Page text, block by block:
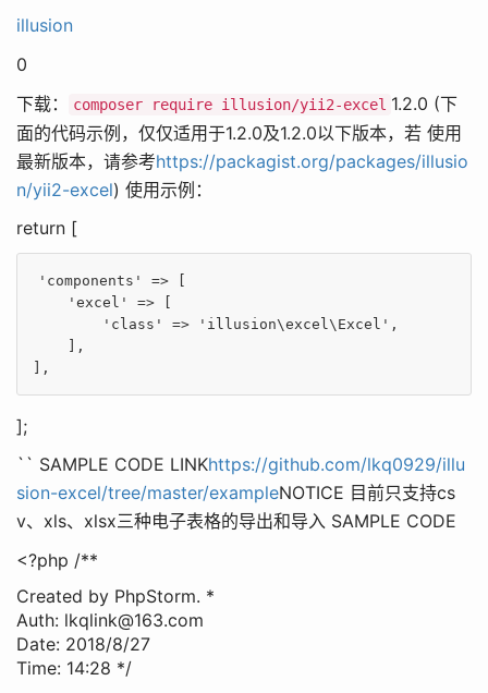
illusion
0
下载：
composer require illusion/yii2-excel 1.2.0 (下
面的代码示例，仅仅适用于1.2.0及1.2.0以下版本，若 使用
最新版本，请参考https://packagist.org/packages/illusio
n/yii2-excel) 使用示例：
return [
'components'
=> [
'excel'
=> [
'class'
=> 'illusion\excel\Excel' ,
    ],
];
`` SAMPLE CODE LINKhttps://github.com/lkq0929/illu
sion-excel/tree/master/exampleNOTICE 目前只支持cs
v、xls、xlsx三种电子表格的导出和导入 SAMPLE CODE
<?php /**
Created by PhpStorm. *
Auth: lkqlink@163.com
Date: 2018/8/27
Time: 14:28 */